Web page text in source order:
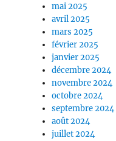
mai 2025
avril 2025
mars 2025
février 2025
janvier 2025
décembre 2024
novembre 2024
octobre 2024
septembre 2024
août 2024
juillet 2024